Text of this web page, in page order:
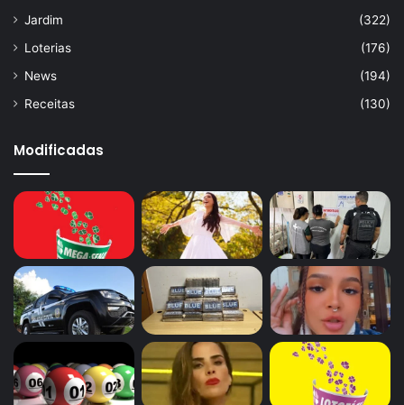
Jardim
(322)
Loterias
(176)
News
(194)
Receitas
(130)
Modificadas